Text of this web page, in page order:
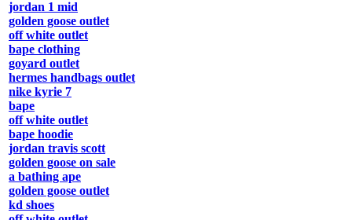
jordan 1 mid
golden goose outlet
off white outlet
bape clothing
goyard outlet
hermes handbags outlet
nike kyrie 7
bape
off white outlet
bape hoodie
jordan travis scott
golden goose on sale
a bathing ape
golden goose outlet
kd shoes